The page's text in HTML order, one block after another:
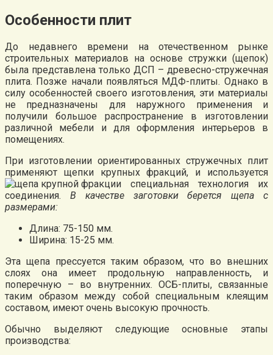
Особенности плит
До недавнего времени на отечественном рынке
строительных материалов на основе стружки (щепок)
была представлена только ДСП – древесно-стружечная
плита. Позже начали появляться МДФ-плиты. Однако в
силу особенностей своего изготовления, эти материалы
не предназначены для наружного применения и
получили большое распространение в изготовлении
различной мебели и для оформления интерьеров в
помещениях.
При изготовлении ориентированных стружечных плит
применяют щепки крупных фракций, и используется
специальная технология их
соединения. В качестве заготовки берется щепа с
размерами:
Длина: 75-150 мм.
Ширина: 15-25 мм.
Эта щепа прессуется таким образом, что во внешних
слоях она имеет продольную направленность, и
поперечную – во внутренних. ОСБ-плиты, связанные
таким образом между собой специальным клеящим
составом, имеют очень высокую прочность.
Обычно выделяют следующие основные этапы
производства: